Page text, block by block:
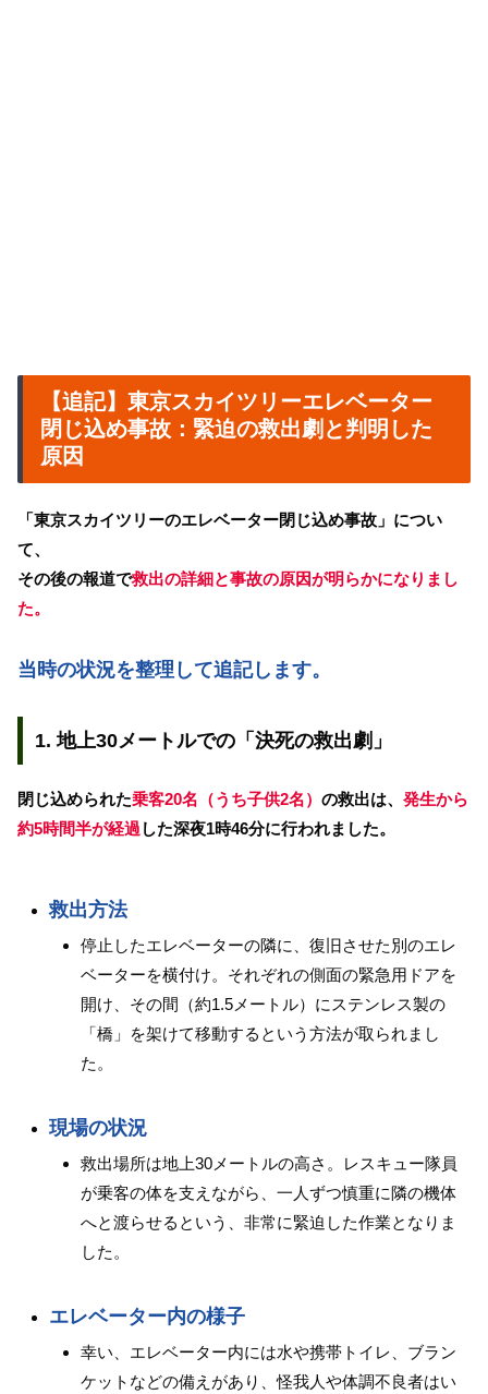
【追記】東京スカイツリーエレベーター
閉じ込め事故：緊迫の救出劇と判明した
原因
「東京スカイツリーのエレベーター閉じ込め事故」につい
て、
その後の報道で救出の詳細と事故の原因が明らかになりまし
た。
当時の状況を整理して追記します。
1. 地上30メートルでの「決死の救出劇」
閉じ込められた乗客20名（うち子供2名） の救出は、 発生から
約5時間半が経過 した深夜1時46分に行われました。
救出方法
停止したエレベーターの隣に、復旧させた別のエレ
ベーターを横付け。それぞれの側面の緊急用ドアを
開け、その間（約1.5メートル）にステンレス製の
「橋」を架けて移動するという方法が取られまし
た。
現場の状況
救出場所は地上30メートルの高さ。レスキュー隊員
が乗客の体を支えながら、一人ずつ慎重に隣の機体
へと渡らせるという、非常に緊迫した作業となりま
した。
エレベーター内の様子
幸い、エレベーター内には水や携帯トイレ、ブラン
ケットなどの備えがあり、怪我人や体調不良者はい